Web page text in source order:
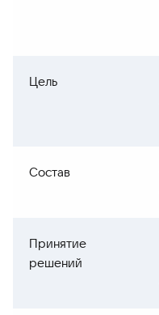
Цель
Состав
Принятие
решений